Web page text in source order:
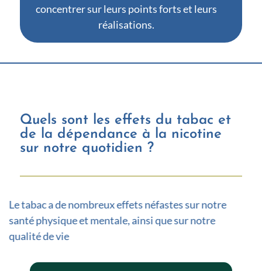
concentrer sur leurs points forts et leurs
réalisations.
Quels sont les effets du tabac et
de la dépendance à la nicotine
sur notre quotidien ?
Le tabac a de nombreux effets néfastes sur notre
santé physique et mentale, ainsi que sur notre
qualité de vie